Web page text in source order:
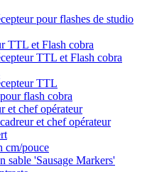
pour flashes de studio
TTL et Flash cobra
TTL et Flash cobra
TTL
flash cobra
et chef opérateur
et chef opérateur
cm/pouce
sable 'Sausage Markers'